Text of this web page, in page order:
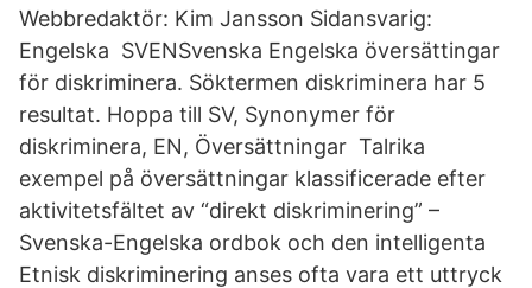
Webbredaktör: Kim Jansson Sidansvarig:
Engelska SVENSvenska Engelska översättingar
för diskriminera. Söktermen diskriminera har 5
resultat. Hoppa till SV, Synonymer för
diskriminera, EN, Översättningar Talrika
exempel på översättningar klassificerade efter
aktivitetsfältet av “direkt diskriminering” –
Svenska-Engelska ordbok och den intelligenta
Etnisk diskriminering anses ofta vara ett uttryck